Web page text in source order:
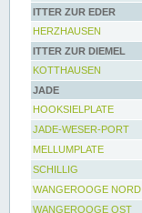
ITTER ZUR EDER
HERZHAUSEN
ITTER ZUR DIEMEL
KOTTHAUSEN
JADE
HOOKSIELPLATE
JADE-WESER-PORT
MELLUMPLATE
SCHILLIG
WANGEROOGE NORD
WANGEROOGE OST